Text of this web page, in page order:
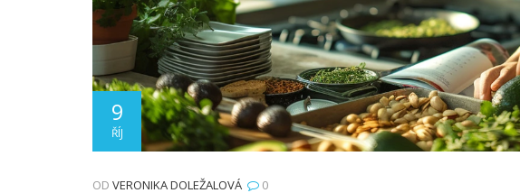
9
ŘÍJ
OD VERONIKA DOLEŽALOVÁ 0